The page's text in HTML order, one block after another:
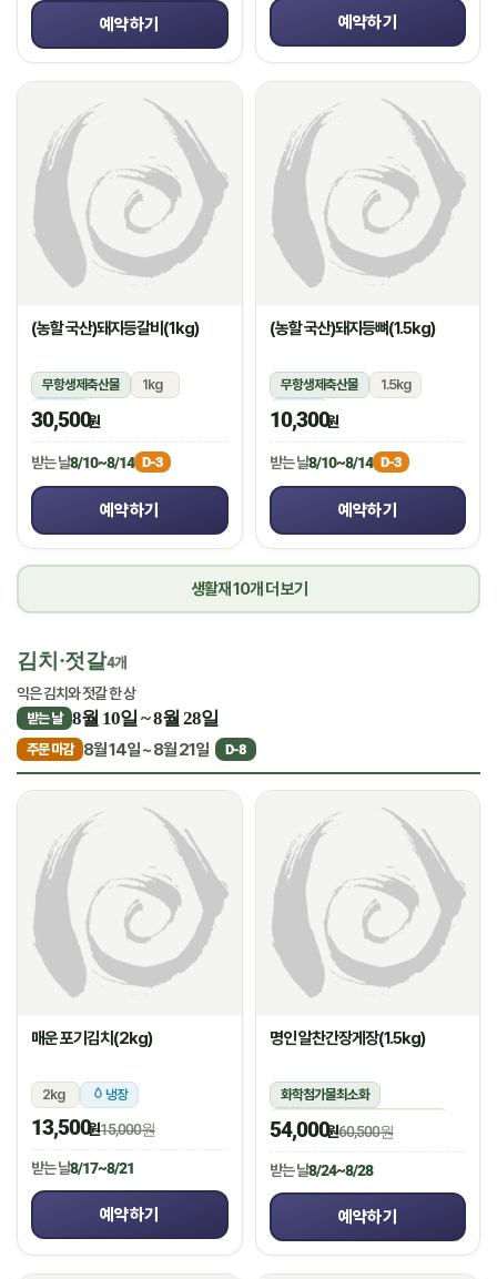
예약하기 예약하기
(농할 국산)돼지등갈비(1kg)
무항생제축산물
1kg
냉장
30,500원
받는 날8/10~8/14 D-3
예약하기
(농할 국산)돼지등뼈(1.5kg)
무항생제축산물
1.5kg
냉장
10,300원
받는 날8/10~8/14 D-3
예약하기
생활재 10개 더 보기
김치·젓갈4개
익은 김치와 젓갈 한 상
받는 날 8월 10일 ~ 8월 28일
주문 마감 8월 14일 ~ 8월 21일 D-8
매운 포기김치(2kg)
2kg 냉장
13,500원15,000원
받는 날8/17~8/21
예약하기
명인 알찬간장게장(1.5kg)
화학첨가물최소화
1.5kg(꽃게450g,장물1,050g)
냉장
54,000원60,500원
받는 날8/24~8/28
예약하기